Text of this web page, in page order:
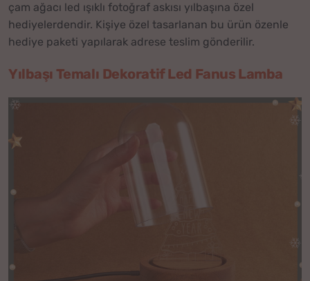
çam ağacı led ışıklı fotoğraf askısı yılbaşına özel
hediyelerdendir. Kişiye özel tasarlanan bu ürün özenle
hediye paketi yapılarak adrese teslim gönderilir.
Yılbaşı Temalı Dekoratif Led Fanus Lamba